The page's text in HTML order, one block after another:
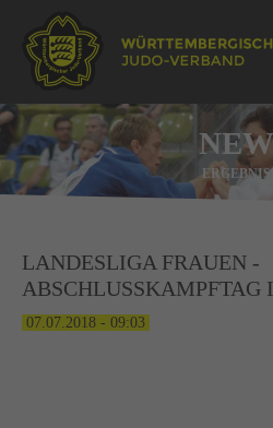
LANDESLIGA FRAUEN -
ABSCHLUSSKAMPFTAG
07.07.2018 - 09:03